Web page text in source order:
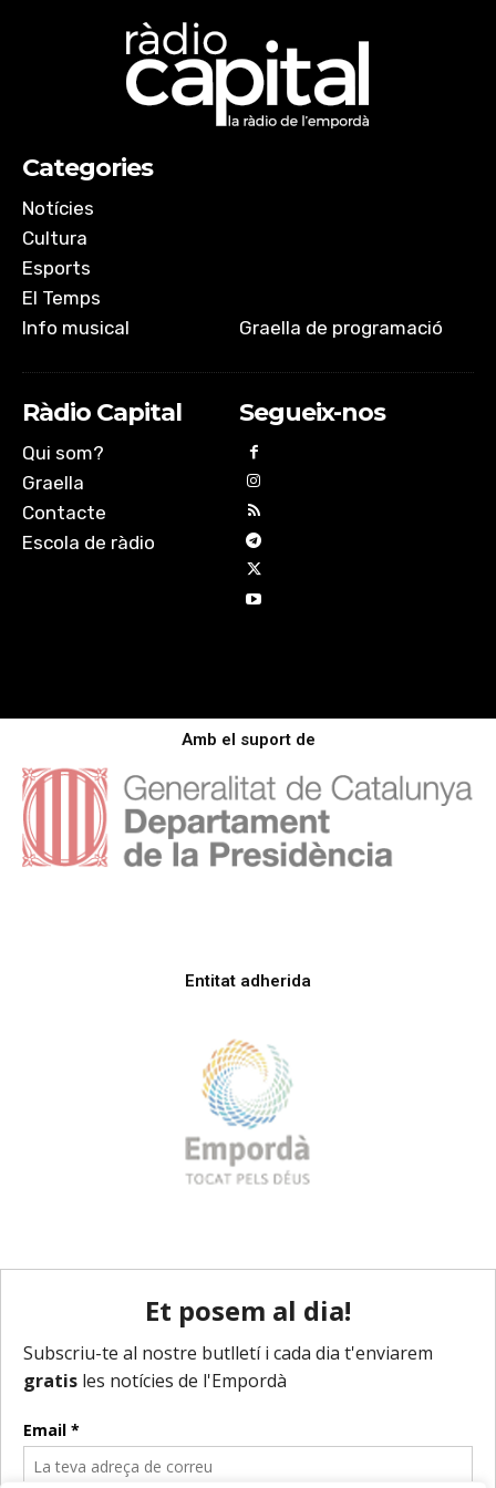
Categories
Notícies
Cultura
Esports
El Temps
Info musical
Graella de programació
Ràdio Capital
Qui som?
Graella
Contacte
Escola de ràdio
Segueix-nos
Amb el suport de
Entitat adherida